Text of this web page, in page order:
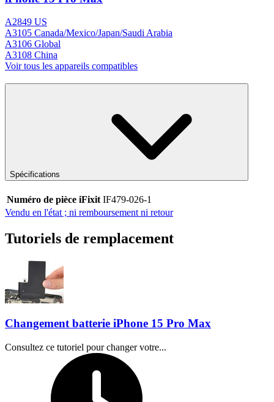
A2849 US
A3105 Canada/Mexico/Japan/Saudi Arabia
A3106 Global
A3108 China
Voir tous les appareils compatibles
Spécifications
Numéro de pièce iFixit IF479-026-1
Vendu en l'état ; ni remboursement ni retour
Tutoriels de remplacement
Changement batterie iPhone 15 Pro Max
Consultez ce tutoriel pour changer votre...